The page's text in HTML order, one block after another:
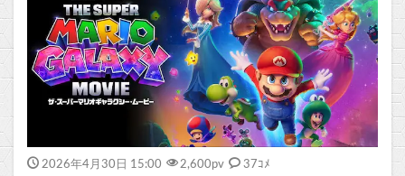
2026年4月30日 15:00 2,600pv 37ｺﾒ